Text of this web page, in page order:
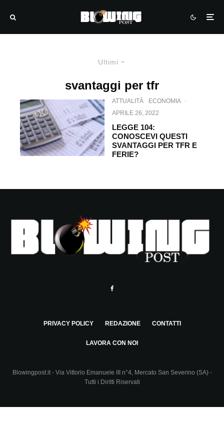
Ultimi
svantaggi per tfr
ATTUALITÀ ECONOMIA ·
APRILE 26, 2022
LEGGE 104:
CONOSCEVI QUESTI
SVANTAGGI PER TFR E
FERIE?
PRIVACY POLICY REDAZIONE CONTATTI
LAVORA CON NOI
Blowingpost.it - Via Vittorio Emanuele III n°4, Mercato San Severino (SA) -
Tutti i Diritti Riservati